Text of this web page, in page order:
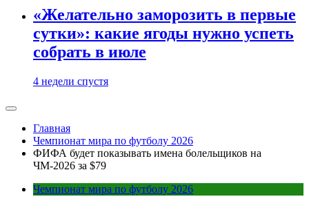
«Желательно заморозить в первые
сутки»: какие ягоды нужно успеть
собрать в июле
4 недели спустя
Главная
Чемпионат мира по футболу 2026
ФИФА будет показывать имена болельщиков на
ЧМ-2026 за $79
Чемпионат мира по футболу 2026